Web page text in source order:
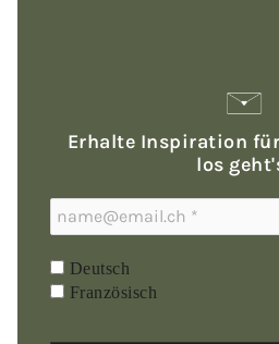
Erhalte Inspiration
los
Deutsch
Französisch